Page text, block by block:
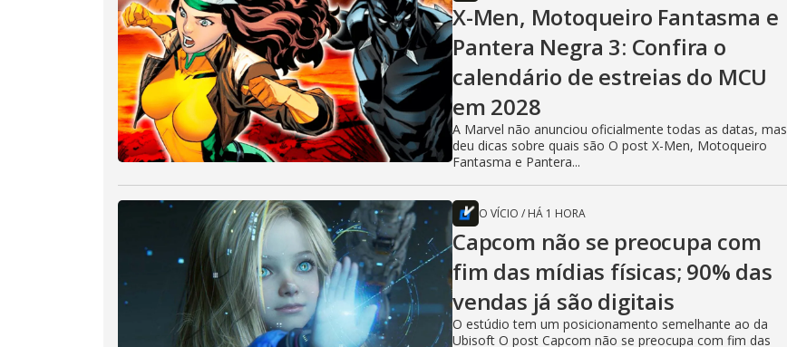
X-Men, Motoqueiro Fantasma e
Pantera Negra 3: Confira o
calendário de estreias do MCU
em 2028
A Marvel não anunciou oficialmente todas as datas, mas
deu dicas sobre quais são O post X-Men, Motoqueiro
Fantasma e Pantera...
O VÍCIO / HÁ 1 HORA
Capcom não se preocupa com
fim das mídias físicas; 90% das
vendas já são digitais
O estúdio tem um posicionamento semelhante ao da
Ubisoft O post Capcom não se preocupa com fim das